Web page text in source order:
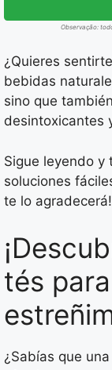
Observação:
¿Quieres
bebidas
sino que
desintoxicantes
Sigue leyendo y
soluciones
te lo agradecerá!
tés
¿Sabías que